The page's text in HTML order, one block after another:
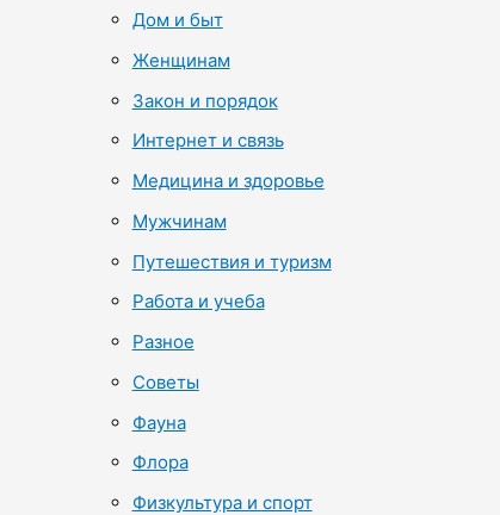
Дом и быт
Женщинам
Закон и порядок
Интернет и связь
Медицина и здоровье
Мужчинам
Путешествия и туризм
Работа и учеба
Разное
Советы
Фауна
Флора
Физкультура и спорт